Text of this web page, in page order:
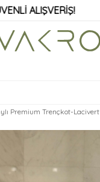
ALIŞVERİŞ!
Premium Trençkot-Lacivert